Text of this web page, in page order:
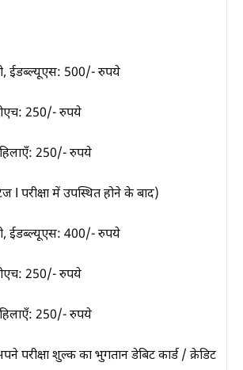
ईडब्ल्यूएस: 500/- रुपये
250/- रुपये
250/- रुपये
I परीक्षा में उपस्थित होने के बाद)
ईडब्ल्यूएस: 400/- रुपये
250/- रुपये
250/- रुपये
परीक्षा शुल्क का भुगतान डेबिट कार्ड / क्रेडिट